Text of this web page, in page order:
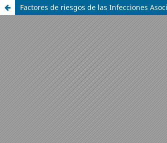
Factores de riesgos de las Infecciones